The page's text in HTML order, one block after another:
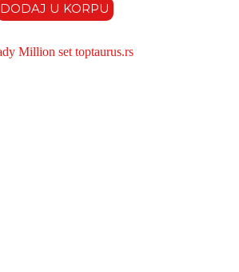
DODAJ U KORPU